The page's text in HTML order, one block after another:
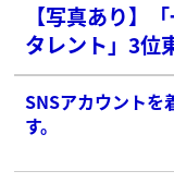
【写真あり】
タレント」3位
1位の俳優は？
SNSアカウントを
す。